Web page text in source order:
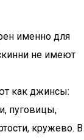
именно для
не имеют
как джинсы:
пуговицы,
кружево. В